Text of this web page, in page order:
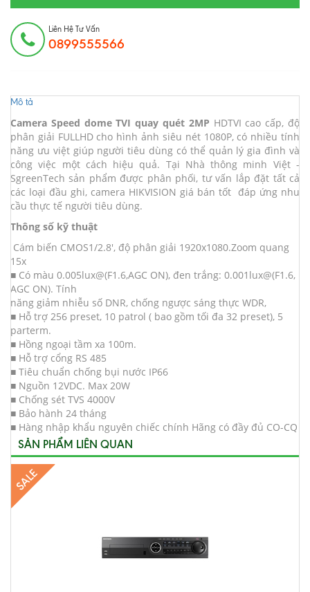
Liên Hệ Tư Vấn
0899555566
Mô tả
Camera Speed dome TVI quay quét 2MP HDTVI cao cấp, độ
phân giải FULLHD cho hình ảnh siêu nét 1080P, có nhiều tính
năng ưu việt giúp người tiêu dùng có thể quản lý gia đình và
công việc một cách hiệu quả. Tại Nhà thông minh Việt -
SgreenTech sản phẩm được phân phối, tư vấn lắp đặt tất cả
các loại đầu ghi, camera HIKVISION giá bán tốt đáp ứng nhu
cầu thực tế người tiêu dùng.
Thông số kỹ thuật
Cám biến CMOS1/2.8', độ phân giải 1920x1080.Zoom quang
15x
■ Có màu 0.005lux@(F1.6,AGC ON), đen trắng: 0.001lux@(F1.6,
AGC ON). Tính
năng giảm nhiễu số DNR, chống ngược sáng thực WDR,
■ Hỗ trợ 256 preset, 10 patrol ( bao gồm tối đa 32 preset), 5
parterm.
■ Hồng ngoại tầm xa 100m.
■ Hỗ trợ cổng RS 485
■ Tiêu chuẩn chống bụi nước IP66
■ Nguồn 12VDC. Max 20W
■ Chống sét TVS 4000V
■ Bảo hành 24 tháng
■ Hàng nhập khẩu nguyên chiếc chính Hãng có đầy đủ CO-CQ
SẢN PHẨM LIÊN QUAN
SALE